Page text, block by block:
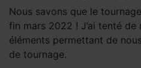
Nous savons que le
fin mars 2022 ! J’ai tenté
éléments permettant de
de tournage.